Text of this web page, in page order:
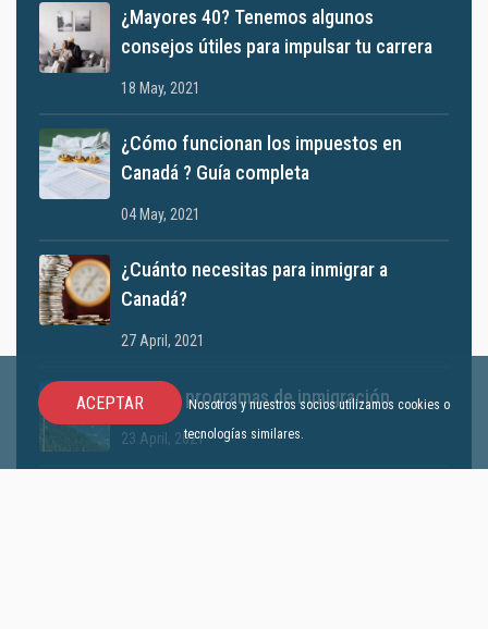
¿Mayores 40? Tenemos algunos
consejos útiles para impulsar tu carrera
18 May, 2021
¿Cómo funcionan los impuestos en
Canadá ? Guía completa
04 May, 2021
¿Cuánto necesitas para inmigrar a
Canadá?
27 April, 2021
Nuevos programas de inmigración
23 April, 2021
ACEPTAR
Nosotros y nuestros socios utilizamos cookies o
tecnologías similares.